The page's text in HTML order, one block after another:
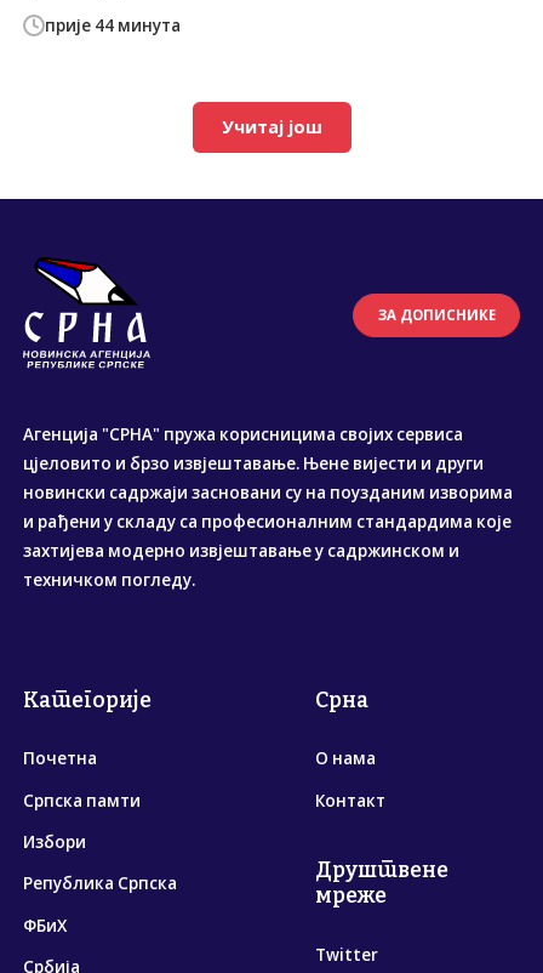
прије 44 минута
Учитај још
ЗА ДОПИСНИКЕ
Агенција "СРНА" пружа корисницима својих сервиса
цјеловито и брзо извјештавање. Њене вијести и други
новински садржаји засновани су на поузданим изворима
и рађени у складу са професионалним стандардима које
захтијева модерно извјештавање у садржинском и
техничком погледу.
Категорије
Почетна
Српска памти
Избори
Република Српска
ФБиХ
Србија
Срна
О нама
Контакт
Друштвене
мреже
Twitter